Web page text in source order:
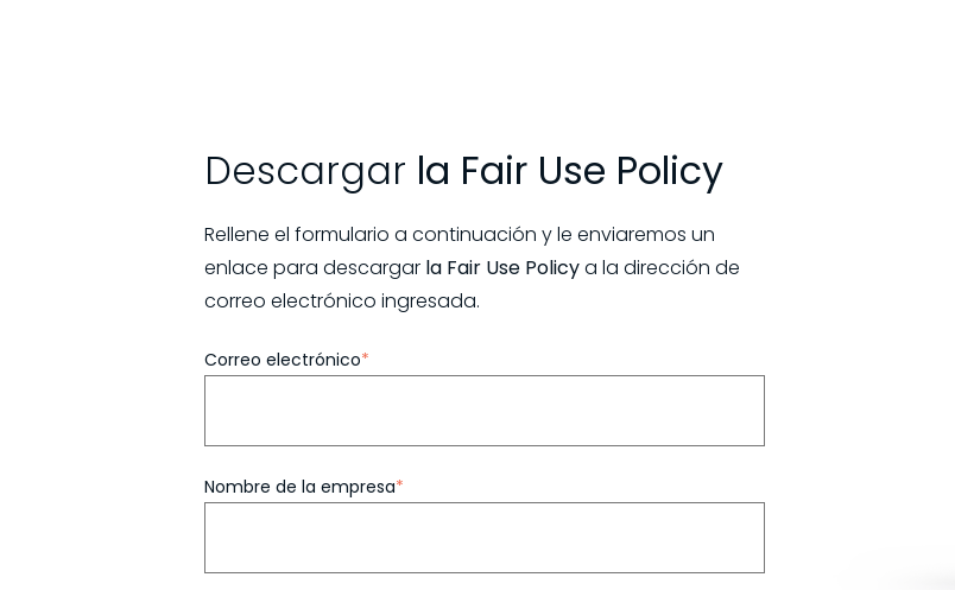
Descargar la Fair Use Policy
Rellene el formulario a continuación y le enviaremos un
enlace para descargar la Fair Use Policya la dirección de
correo electrónico ingresada.
Correo electrónico*
Nombre de la empresa*